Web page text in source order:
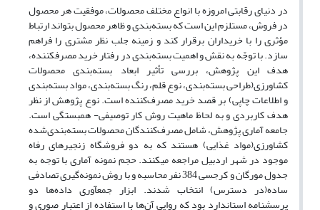
در دنیای رقابتی امروزه با انواع مختلف محصولات، موفقیت هر محصول
در فروش، مستلزم این است که بسته‌بندی و ظاهر محصول بتواند ارتباط
مؤثری را با خریداران برقرار کند و زمینه جلب نظر مشتری را فراهم
سازد. با توجّه به نقش و اهمیت بسته‌بندی در رفتار خرید مصرف­کننده،
هدف این پژوهش، بررسی تأثیر ابعاد بسته‌بندی محصولات
کشاورزی(طراحی بسته‌بندی، نوع قلم، رنگ بسته‌بندی، مواد بسته‌بندی
و اطلاعات چاپی) بر قصد خرید مصرف‌کننده است. نوع پژوهش از نظر
هدف کاربردی و به لحاظ ماهیت روش کار توصیفی- همبستگی است.
جامعه آماری پژوهش، شامل مصرف‌کنندگان محصولات بسته‌بندی‌شده
کشاورزی(مواد غذایی) هستند که به دو فروشگاه زنجیره­ای رفاه
موجود در شهر اردبیل مراجعه می­کنند. حجم نمونه آماری با توجه به
جدول مورگان و کرجسی 384 نفر محاسبه و با روش نمونه‌گیری تصادفی
ساده(در دسترس) انتخاب شدند. ابزار جمع­آوری داده‌ها دو
پرسشنامه استاندارد بود که روایی آن‌ها با استفاده از اعتبار صوری و